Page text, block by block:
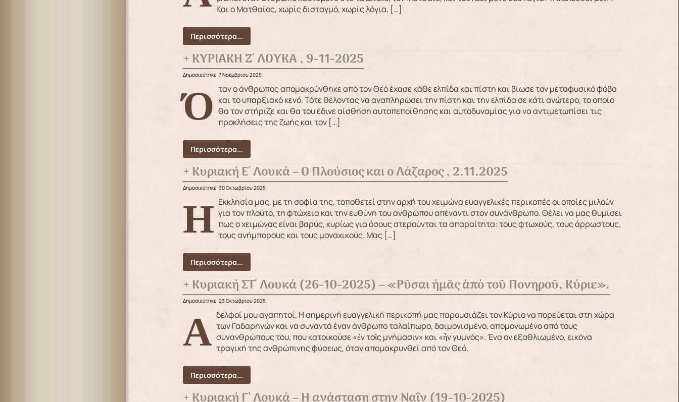
Και ο Ματθαίος, χωρίς δισταγμό, χωρίς λόγια, […]
Περισσότερα...
+ ΚΥΡΙΑΚΗ Ζ΄ ΛΟΥΚΑ , 9-11-2025
Δημοσιεύτηκε: 7 Νοεμβρίου 2025
Όταν ο άνθρωπος απομακρύνθηκε από τον Θεό έχασε κάθε ελπίδα και πίστη και βίωσε τον μεταφυσικό φόβο και το υπαρξιακό κενό. Τότε θέλοντας να αναπληρώσει την πίστη και την ελπίδα σε κάτι ανώτερο, το οποίο
θα τον στήριζε και θα του έδινε αίσθηση αυτοπεποίθησης και αυτοδυναμίας για να αντιμετωπίσει τις
προκλήσεις της ζωής και τον […]
Περισσότερα...
+ Κυριακή Ε΄ Λουκά – Ο Πλούσιος και ο Λάζαρος , 2.11.2025
Δημοσιεύτηκε: 30 Οκτωβρίου 2025
Η Εκκλησία μας, με τη σοφία της, τοποθετεί στην αρχή του χειμώνα ευαγγελικές περικοπές οι οποίες μιλούν για τον πλούτο, τη φτώχεια και την ευθύνη του ανθρώπου απέναντι στον συνάνθρωπο. Θέλει να μας θυμίσει
πως ο χειμώνας είναι βαρύς, κυρίως για όσους στερούνται τα απαραίτητα: τους φτωχούς, τους άρρωστους,
τους ανήμπορους και τους μοναχικούς. Μας […]
Περισσότερα...
+ Κυριακή ΣΤ΄ Λουκά (26-10-2025) – «Ρῦσαι ἡμᾶς ἀπὸ τοῦ Πονηροῦ, Κύριε».
Δημοσιεύτηκε: 23 Οκτωβρίου 2025
Αδελφοί μου αγαπητοί, Η σημερινή ευαγγελική περικοπή μας παρουσιάζει τον Κύριο να πορεύεται στη χώρα των Γαδαρηνών και να συναντά έναν άνθρωπο ταλαίπωρο, δαιμονισμένο, απομονωμένο από τους
συνανθρώπους του, που κατοικούσε «ἐν τοῖς μνήμασιν» και «ἦν γυμνός». Ένα ον εξαθλιωμένο, εικόνα
τραγική της ανθρώπινης φύσεως, όταν απομακρυνθεί από τον Θεό.
Περισσότερα...